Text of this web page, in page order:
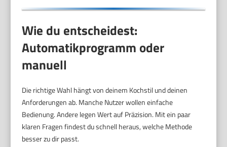
Wie du entscheidest:
Automatikprogramm oder
manuell
Die richtige Wahl hängt von deinem Kochstil und deinen
Anforderungen ab. Manche Nutzer wollen einfache
Bedienung. Andere legen Wert auf Präzision. Mit ein paar
klaren Fragen findest du schnell heraus, welche Methode
besser zu dir passt.